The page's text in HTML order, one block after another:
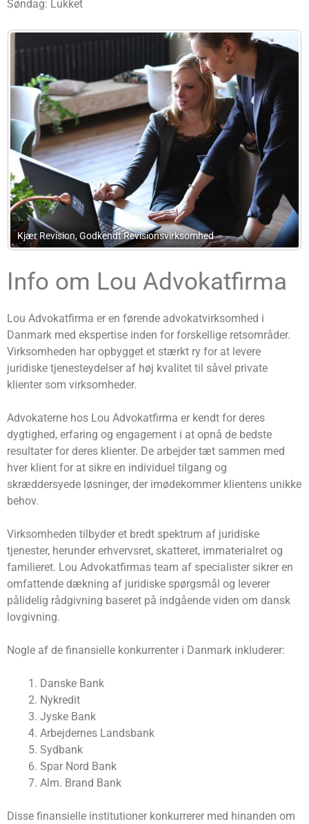
Søndag: Lukket
Advokat Klaus Ellis Henriques
Info om Lou Advokatfirma
Lou Advokatfirma er en førende advokatvirksomhed i
Danmark med ekspertise inden for forskellige retsområder.
Virksomheden har opbygget et stærkt ry for at levere
juridiske tjenesteydelser af høj kvalitet til såvel private
klienter som virksomheder.
Advokaterne hos Lou Advokatfirma er kendt for deres
dygtighed, erfaring og engagement i at opnå de bedste
resultater for deres klienter. De arbejder tæt sammen med
hver klient for at sikre en individuel tilgang og
skræddersyede løsninger, der imødekommer klientens unikke
behov.
Virksomheden tilbyder et bredt spektrum af juridiske
tjenester, herunder erhvervsret, skatteret, immaterialret og
familieret. Lou Advokatfirmas team af specialister sikrer en
omfattende dækning af juridiske spørgsmål og leverer
pålidelig rådgivning baseret på indgående viden om dansk
lovgivning.
Nogle af de finansielle konkurrenter i Danmark inkluderer:
Danske Bank
Nykredit
Jyske Bank
Arbejdernes Landsbank
Sydbank
Spar Nord Bank
Alm. Brand Bank
Disse finansielle institutioner konkurrerer med hinanden om